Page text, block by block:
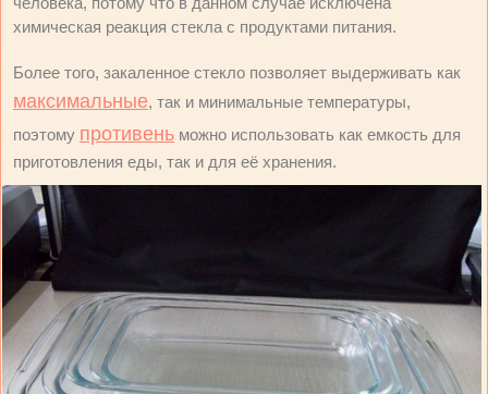
химическая реакция стекла с продуктами питания.
Более того, закаленное стекло позволяет выдерживать как
максимальные, так и минимальные температуры,
поэтому противень можно использовать как емкость для
приготовления еды, так и для её хранения.